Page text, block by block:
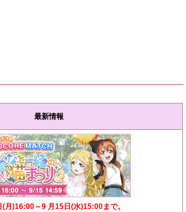
最新情報
月)16:00～9 月15日(水)15:00まで。